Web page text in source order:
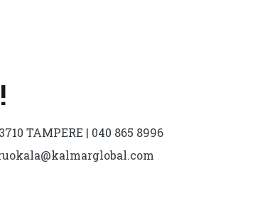
TAMPERE | 040 865 8996